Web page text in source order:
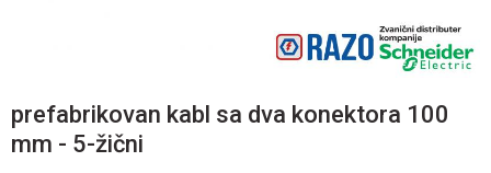
prefabrikovan kabl sa dva konektora 100
mm - 5-žični